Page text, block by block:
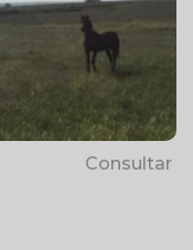
Consultar